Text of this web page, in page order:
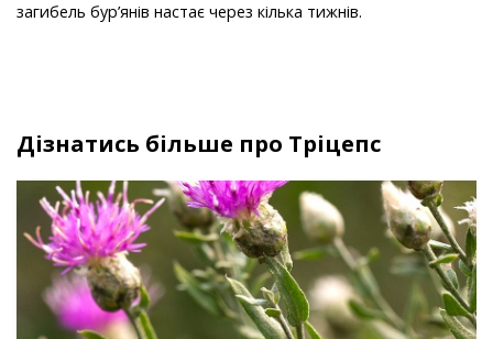
загибель бур’янів настає через кілька тижнів.
Дізнатись більше про Тріцепс